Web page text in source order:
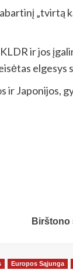
„tvirtą
ir jos
elgesys
ir Japonijos,
Birštono
Europos Sąjunga